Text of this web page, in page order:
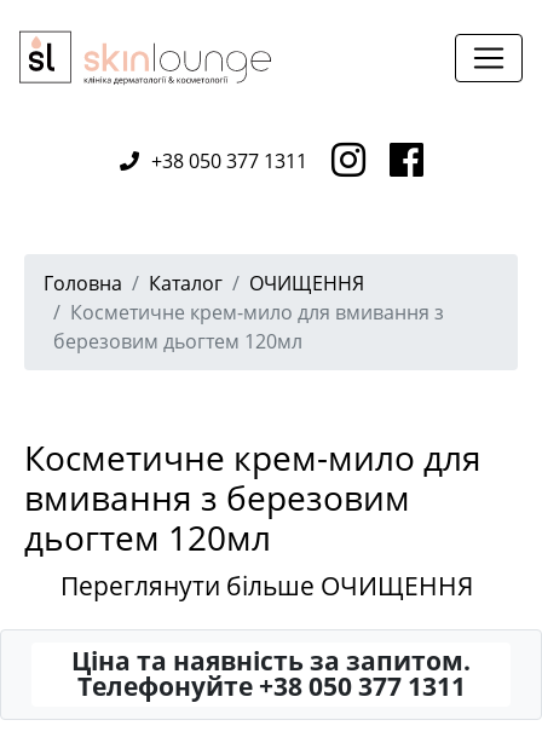
+38 050 377 1311
Головна Каталог
ОЧИЩЕННЯ
Косметичне крем-мило для вмивання з
березовим дьогтем 120мл
Косметичне крем-мило для
вмивання з березовим
дьогтем 120мл
Переглянути більше ОЧИЩЕННЯ
Ціна та наявність за запитом.
Телефонуйте +38 050 377 1311